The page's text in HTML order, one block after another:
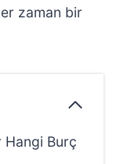
zaman bir
Hangi Burç